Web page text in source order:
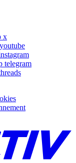
x
telegram